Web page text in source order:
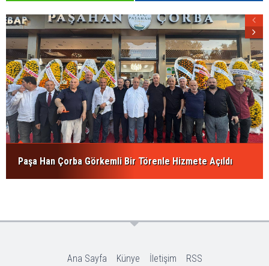
Paşa Han Çorba Görkemli Bir Törenle Hizmete Açıldı
Ana Sayfa Künye İletişim RSS